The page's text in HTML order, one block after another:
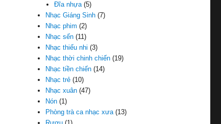
Đĩa nhựa(5)
Nhạc Giáng Sinh (7)
Nhạc phim (2)
Nhạc sến (11)
Nhạc thiếu nhi (3)
Nhạc thời chinh chiến (19)
Nhạc tiền chiến (14)
Nhạc trẻ (10)
Nhạc xuân (47)
Nón (1)
Phòng trà ca nhạc xưa(13)